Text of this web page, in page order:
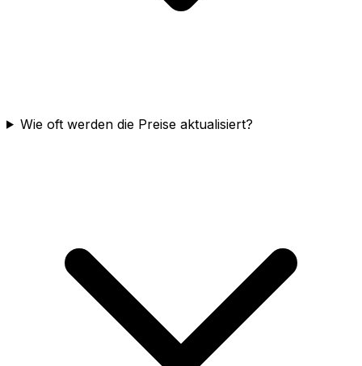
Wie oft werden die Preise aktualisiert?